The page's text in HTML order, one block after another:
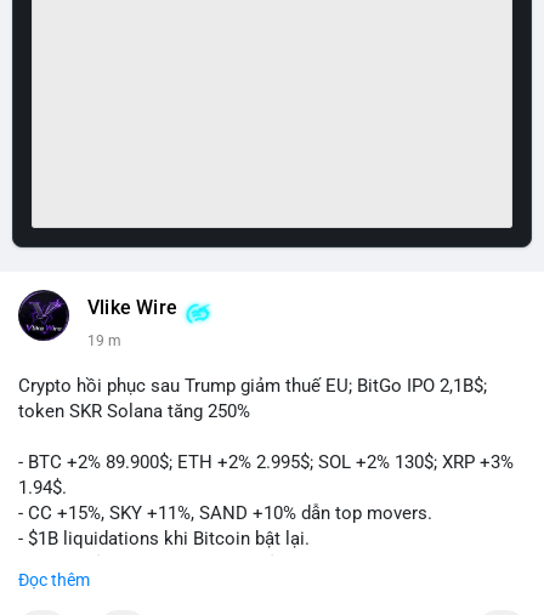
Vlike Wire
19 m
Crypto hồi phục sau Trump giảm thuế EU; BitGo IPO 2,1B$;
token SKR Solana tăng 250%
- BTC +2% 89.900$; ETH +2% 2.995$; SOL +2% 130$; XRP +3%
1.94$.
- CC +15%, SKY +11%, SAND +10% dẫn top movers.
- $1B liquidations khi Bitcoin bật lại.
- Vitalik đề xuất DVT staking cho Ethereum.
Đọc thêm